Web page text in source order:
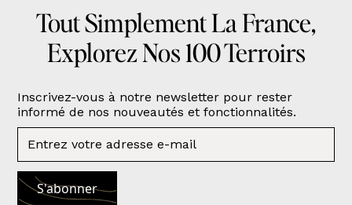
Tout Simplement La France,
Explorez Nos 100 Terroirs
Inscrivez-vous à notre newsletter pour rester
informé de nos nouveautés et fonctionnalités.